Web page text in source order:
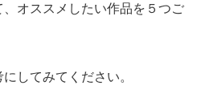
オススメしたい作品を５つご
してみてください。